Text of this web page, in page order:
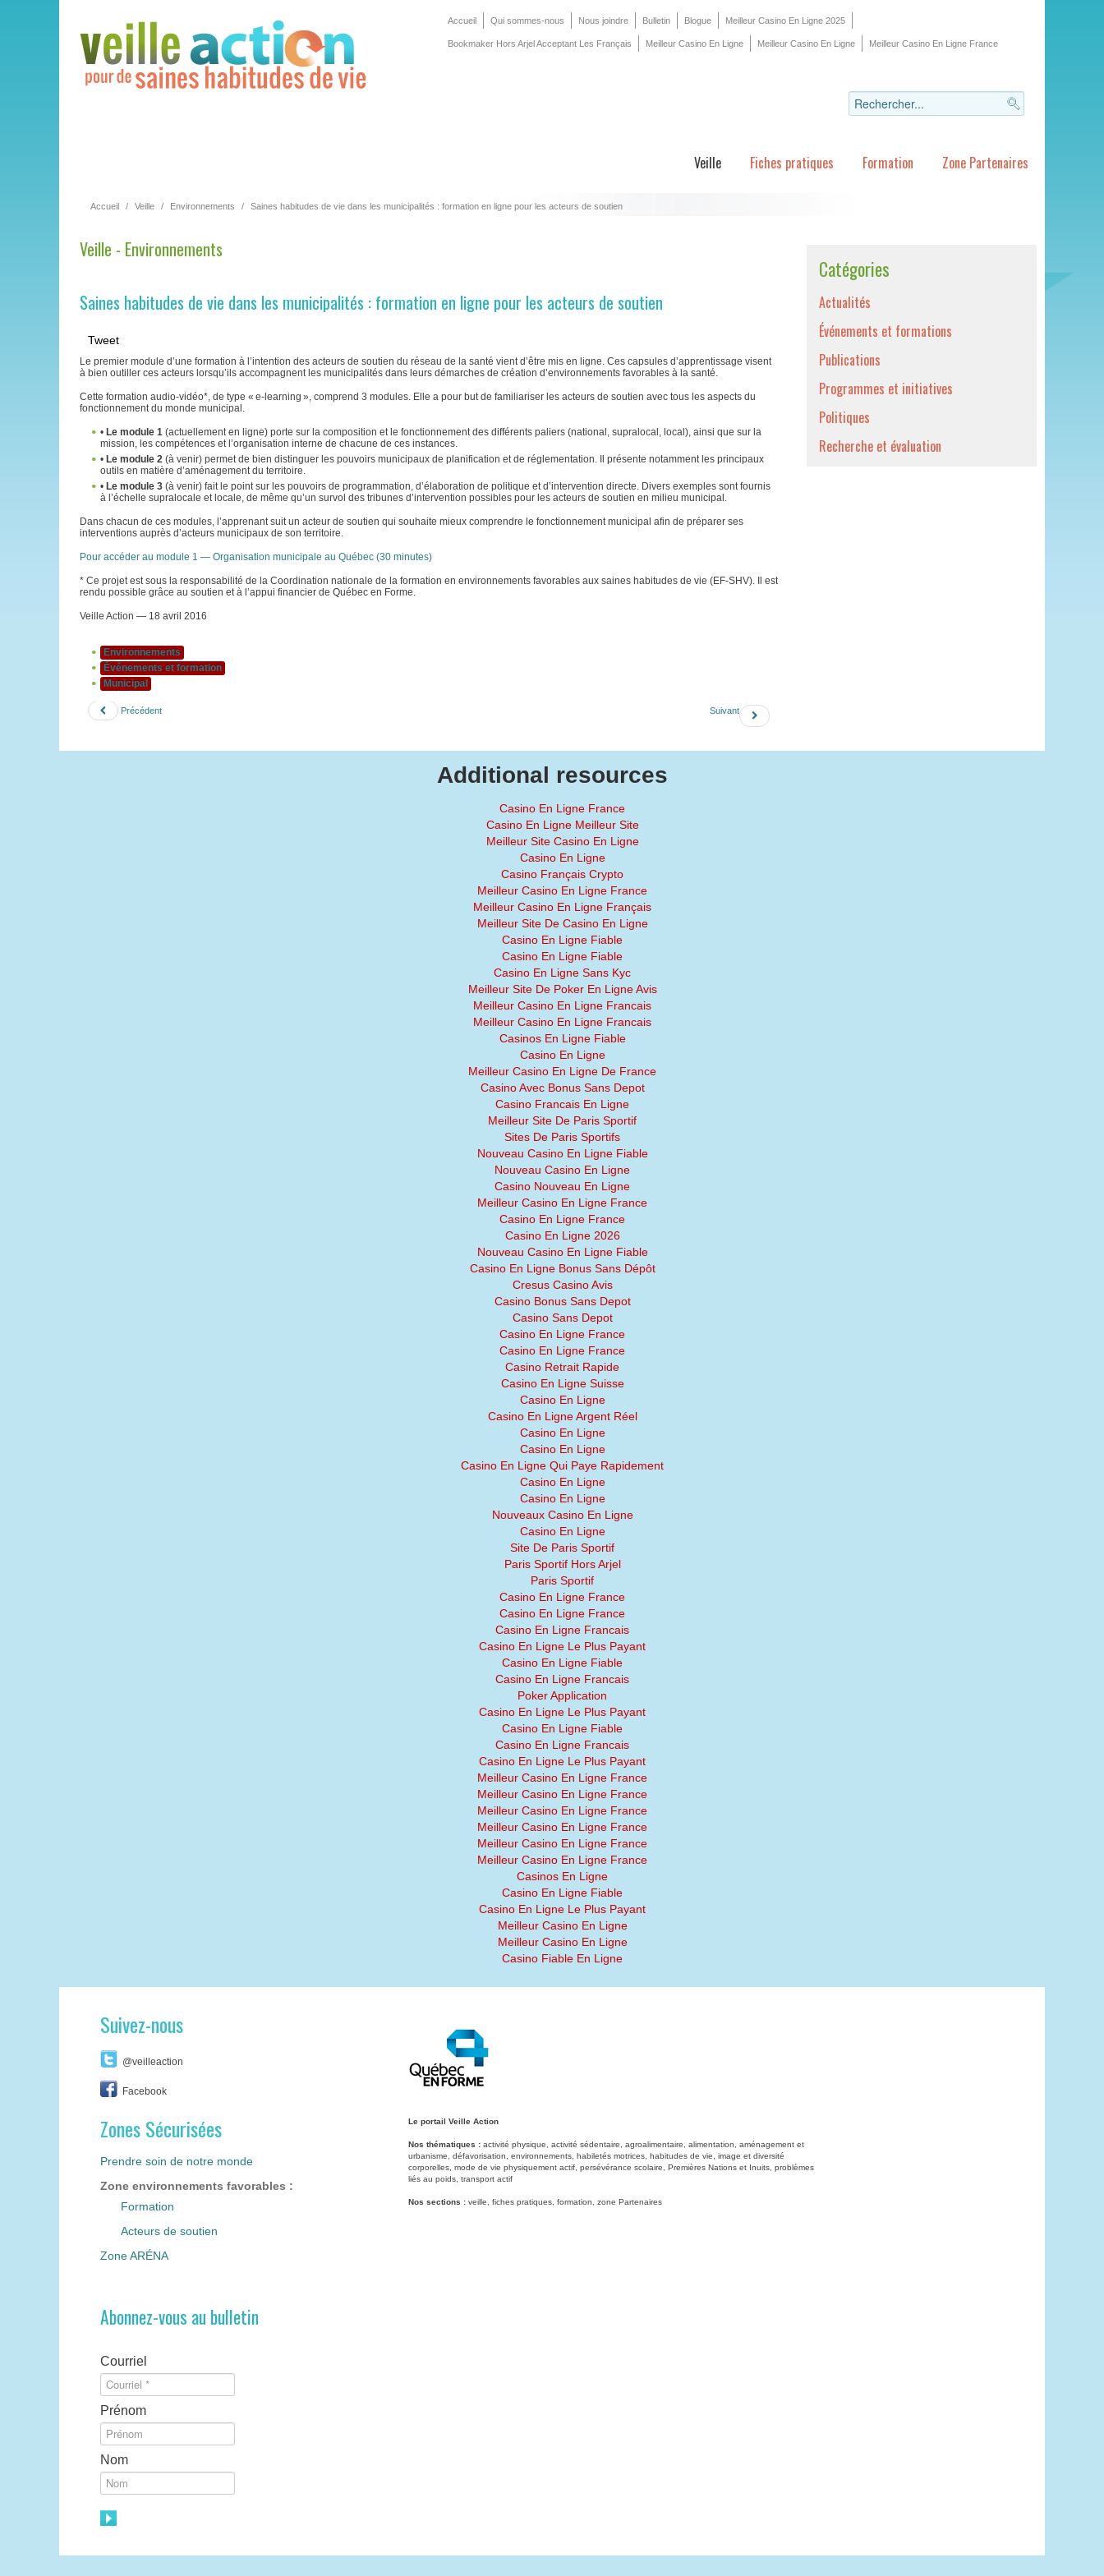
Accueil Qui sommes-nous Nous joindre Bulletin Blogue Meilleur Casino En Ligne 2025
Bookmaker Hors Arjel Acceptant Les Français Meilleur Casino En Ligne Meilleur Casino En Ligne Meilleur Casino En Ligne France
Veille Fiches pratiques Formation Zone Partenaires
Accueil / Veille / Environnements / Saines habitudes de vie dans les municipalités : formation en ligne pour les acteurs de soutien
Veille - Environnements
Saines habitudes de vie dans les municipalités : formation en ligne pour les acteurs de soutien
Tweet
Le premier module d’une formation à l’intention des acteurs de soutien du réseau de la santé vient d’être mis en ligne. Ces capsules d’apprentissage visent
à bien outiller ces acteurs lorsqu’ils accompagnent les municipalités dans leurs démarches de création d’environnements favorables à la santé.
Cette formation audio-vidéo*, de type « e-learning », comprend 3 modules. Elle a pour but de familiariser les acteurs de soutien avec tous les aspects du
fonctionnement du monde municipal.
• Le module 1 (actuellement en ligne) porte sur la composition et le fonctionnement des différents paliers (national, supralocal, local), ainsi que sur la
mission, les compétences et l’organisation interne de chacune de ces instances.
• Le module 2 (à venir) permet de bien distinguer les pouvoirs municipaux de planification et de réglementation. Il présente notamment les principaux
outils en matière d’aménagement du territoire.
• Le module 3 (à venir) fait le point sur les pouvoirs de programmation, d’élaboration de politique et d’intervention directe. Divers exemples sont fournis
à l’échelle supralocale et locale, de même qu’un survol des tribunes d’intervention possibles pour les acteurs de soutien en milieu municipal.
Dans chacun de ces modules, l’apprenant suit un acteur de soutien qui souhaite mieux comprendre le fonctionnement municipal afin de préparer ses
interventions auprès d’acteurs municipaux de son territoire.
Pour accéder au module 1 — Organisation municipale au Québec (30 minutes)
* Ce projet est sous la responsabilité de la Coordination nationale de la formation en environnements favorables aux saines habitudes de vie (EF-SHV). Il est
rendu possible grâce au soutien et à l’appui financier de Québec en Forme.
Veille Action — 18 avril 2016
Environnements
Événements et formation
Municipal
Précédent Suivant
Catégories
Actualités
Événements et formations
Publications
Programmes et initiatives
Politiques
Recherche et évaluation
Additional resources
Casino En Ligne France
Casino En Ligne Meilleur Site
Meilleur Site Casino En Ligne
Casino En Ligne
Casino Français Crypto
Meilleur Casino En Ligne France
Meilleur Casino En Ligne Français
Meilleur Site De Casino En Ligne
Casino En Ligne Fiable
Casino En Ligne Fiable
Casino En Ligne Sans Kyc
Meilleur Site De Poker En Ligne Avis
Meilleur Casino En Ligne Francais
Meilleur Casino En Ligne Francais
Casinos En Ligne Fiable
Casino En Ligne
Meilleur Casino En Ligne De France
Casino Avec Bonus Sans Depot
Casino Francais En Ligne
Meilleur Site De Paris Sportif
Sites De Paris Sportifs
Nouveau Casino En Ligne Fiable
Nouveau Casino En Ligne
Casino Nouveau En Ligne
Meilleur Casino En Ligne France
Casino En Ligne France
Casino En Ligne 2026
Nouveau Casino En Ligne Fiable
Casino En Ligne Bonus Sans Dépôt
Cresus Casino Avis
Casino Bonus Sans Depot
Casino Sans Depot
Casino En Ligne France
Casino En Ligne France
Casino Retrait Rapide
Casino En Ligne Suisse
Casino En Ligne
Casino En Ligne Argent Réel
Casino En Ligne
Casino En Ligne
Casino En Ligne Qui Paye Rapidement
Casino En Ligne
Casino En Ligne
Nouveaux Casino En Ligne
Casino En Ligne
Site De Paris Sportif
Paris Sportif Hors Arjel
Paris Sportif
Casino En Ligne France
Casino En Ligne France
Casino En Ligne Francais
Casino En Ligne Le Plus Payant
Casino En Ligne Fiable
Casino En Ligne Francais
Poker Application
Casino En Ligne Le Plus Payant
Casino En Ligne Fiable
Casino En Ligne Francais
Casino En Ligne Le Plus Payant
Meilleur Casino En Ligne France
Meilleur Casino En Ligne France
Meilleur Casino En Ligne France
Meilleur Casino En Ligne France
Meilleur Casino En Ligne France
Meilleur Casino En Ligne France
Casinos En Ligne
Casino En Ligne Fiable
Casino En Ligne Le Plus Payant
Meilleur Casino En Ligne
Meilleur Casino En Ligne
Casino Fiable En Ligne
Suivez-nous
@veilleaction
Facebook
Zones Sécurisées
Prendre soin de notre monde
Zone environnements favorables :
Formation
Acteurs de soutien
Zone ARÉNA
Abonnez-vous au bulletin
Courriel
Prénom
Nom
Le portail Veille Action
Nos thématiques : activité physique, activité sédentaire, agroalimentaire, alimentation, aménagement et
urbanisme, défavorisation, environnements, habiletés motrices, habitudes de vie, image et diversité
corporelles, mode de vie physiquement actif, persévérance scolaire, Premières Nations et Inuits, problèmes
liés au poids, transport actif
Nos sections : veille, fiches pratiques, formation, zone Partenaires